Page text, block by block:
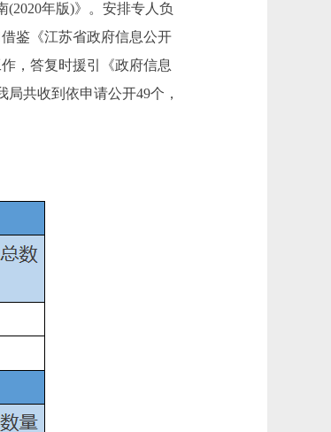
年版)》。安排专人负
鉴《江苏省政府信息公开
，答复时援引《政府信息
共收到依申请公开49个，